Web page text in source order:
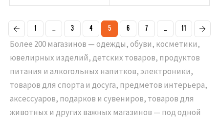
1 ... 3 4 5 6 7 ... 11
Более 200 магазинов — одежды, обуви, косметики,
ювелирных изделий, детских товаров, продуктов
питания и алкогольных напитков, электроники,
товаров для спорта и досуга, предметов интерьера,
аксессуаров, подарков и сувениров, товаров для
животных и других важных магазинов — под одной